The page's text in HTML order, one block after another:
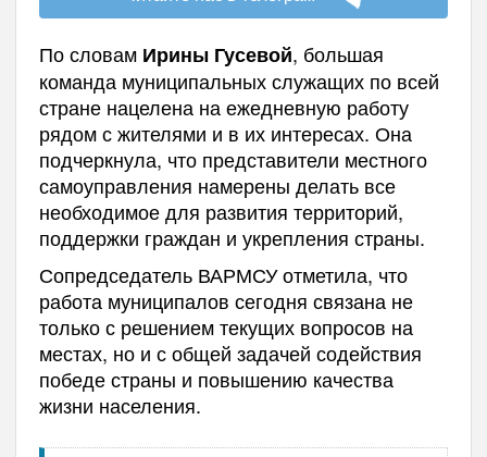
По словам Ирины Гусевой, большая
команда муниципальных служащих по всей
стране нацелена на ежедневную работу
рядом с жителями и в их интересах. Она
подчеркнула, что представители местного
самоуправления намерены делать все
необходимое для развития территорий,
поддержки граждан и укрепления страны.
Сопредседатель ВАРМСУ отметила, что
работа муниципалов сегодня связана не
только с решением текущих вопросов на
местах, но и с общей задачей содействия
победе страны и повышению качества
жизни населения.